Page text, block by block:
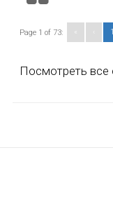
Page 1 of 73: 1
Посмотреть все